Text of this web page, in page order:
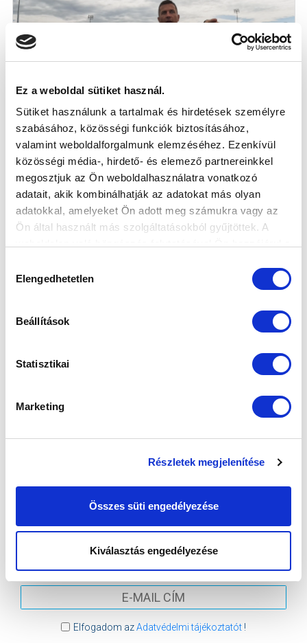
Ez a weboldal sütiket használ.
Sütiket használunk a tartalmak és hirdetések személyre
szabásához, közösségi funkciók biztosításához,
valamint weboldalforgalmunk elemzéséhez. Ezenkívül
közösségi média-, hirdető- és elemező partnereinkkel
megosztjuk az Ön weboldalhasználatra vonatkozó
adatait, akik kombinálhatják az adatokat más olyan
adatokkal, amelyeket Ön adott meg számukra vagy az
Ön által használt más szolgáltatásokból gyűjtöttek. A
kiválasztása
Elengedhetetlen
Beállítások
Statisztikai
Marketing
Részletek megjelenítése
Összes süti engedélyezése
Kiválasztás engedélyezése
ISMERŐS ARCOKKAL DOLGOZHAT
EGYÜTT NB III-AS CSAPATUNKNÁL AZ ÚJ
ASSZISZTENS EDZŐ, HREPKA ÁDÁM
(VIDEÓ)
2023-08-03
Az MTK TV a korábbi válogatott támadóval, illetve
Kanta József vezetőedzővel bes...
KÖVETKEZŐ MÉRKŐZÉS
MTK BUDAPEST HÍRLEVÉL
Ne maradjon le egy eseményről sem! Iratkozzon fel ingyenes
hírlevelünkre:
Elfogadom azAdatvédelmi tájékoztatót!